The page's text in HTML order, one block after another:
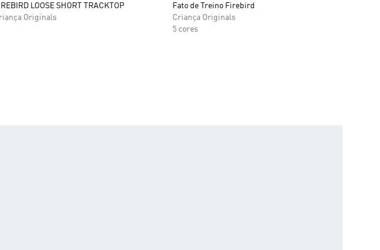
LOOSE SHORT TRACKTOP
Originals
Fato de Treino Firebird
Criança Originals
5 cores